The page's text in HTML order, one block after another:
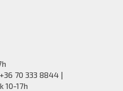
70 333 8844 |
10-17h